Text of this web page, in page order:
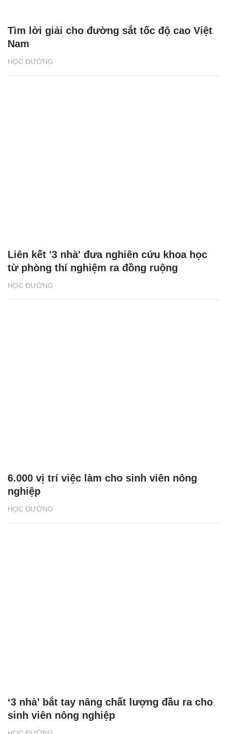
HỌC ĐƯỜNG
Tìm lời giải cho đường sắt tốc độ cao Việt
Nam
HỌC ĐƯỜNG
Liên kết '3 nhà' đưa nghiên cứu khoa học
từ phòng thí nghiệm ra đồng ruộng
HỌC ĐƯỜNG
6.000 vị trí việc làm cho sinh viên nông
nghiệp
‘3 nhà’ bắt tay nâng chất lượng đầu ra cho
sinh viên nông nghiệp